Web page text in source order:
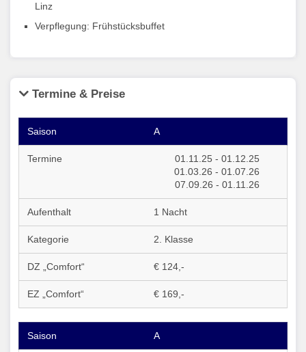
Linz
Verpflegung: Frühstücksbuffet
Termine & Preise
A
01.11.25 - 01.12.25
01.03.26 - 01.07.26
07.09.26 - 01.11.26
1 Nacht
2. Klasse
€ 124,-
€ 169,-
A